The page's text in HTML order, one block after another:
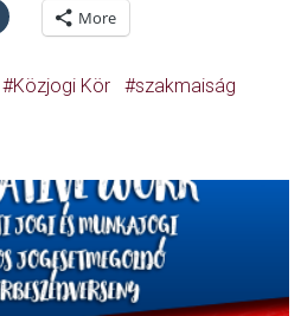
More
Közjogi Kör
szakmaiság